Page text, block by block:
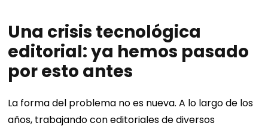
Una crisis tecnológica
editorial: ya hemos pasado
por esto antes
La forma del problema no es nueva. A lo largo de los
años, trabajando con editoriales de diversos